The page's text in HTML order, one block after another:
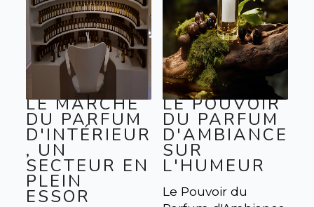
LE MARCHÉ
DU PARFUM
D'INTÉRIEUR
, UN
SECTEUR EN
PLEIN
ESSOR
LE POUVOIR
DU PARFUM
D'AMBIANCE
SUR
L'HUMEUR
Le Pouvoir du